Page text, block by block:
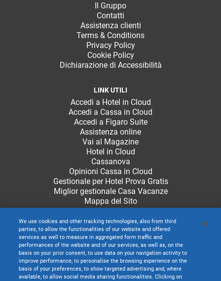
Il Gruppo
Contatti
Assistenza clienti
Terms & Conditions
Privacy Policy
Cookie Policy
Dichiarazione di Accessibilità
LINK UTILI
Accedi a Hotel in Cloud
Accedi a Cassa in Cloud
Accedi a Figaro Suite
Assistenza online
Vai al Magazine
Hotel in Cloud
Cassanova
Opinioni Cassa in Cloud
Gestionale per Hotel Prova Gratis
Miglior gestionale Casa Vacanze
Mappa del Sito
We use cookies and other tracking technologies, also from third
parties, to allow the functionalities of our website and offered
services as well to measure in aggregated form traffic and
performances of the website and of our services, as well as, on the
basis on your prior consent, to use data on your navigation activity to
improve performance, to personalise the browsing experience on the
basis of your preferences, to show targeted advertising and, where
available, to allow social media sharing functionalities. Clicking on